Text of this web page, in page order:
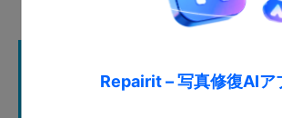
Repairit – 写真修復AIア
Part5：SDカードがマ
きない場合の対処法